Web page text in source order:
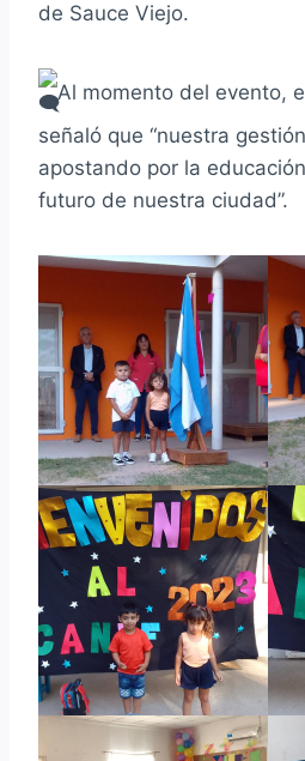
de Sauce Viejo.
Al momento del evento,
señaló que “nuestra
apostando por la
futuro de nuestra ciudad”.